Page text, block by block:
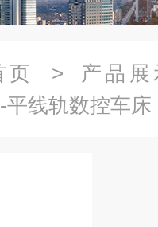
页 > 产品展
平线轨数控车床